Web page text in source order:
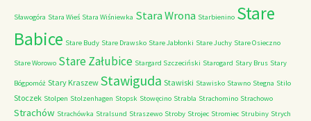
Sławogóra Stara Wieś Stara Wiśniewka Stara Wrona Starbienino Stare
Babice Stare Budy Stare Drawsko Stare Jabłonki Stare Juchy Stare Osieczno
Stare Worowo Stare Załubice Stargard Szczeciński Starogard Stary Brus Stary
Bógpomóż Stary Kraszew Stawiguda Stawiski Stawisko Stawno Stegna Stilo
Stoczek Stolpen Stolzenhagen Stopsk Stowęcino Strabla Strachomino Strachowo
Strachów Strachówka Stralsund Straszewo Stroby Strojec Stromiec Strubiny Strych